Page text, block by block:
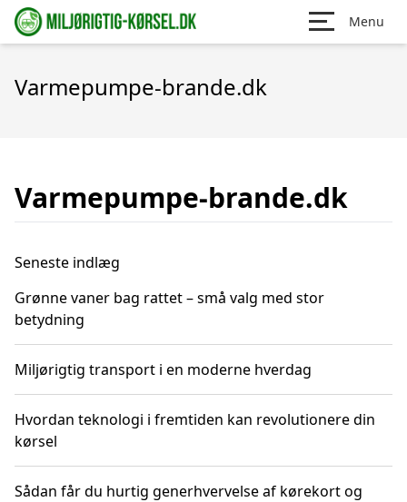
Menu
Varmepumpe-brande.dk
Varmepumpe-brande.dk
Seneste indlæg
Grønne vaner bag rattet – små valg med stor
betydning
Miljørigtig transport i en moderne hverdag
Hvordan teknologi i fremtiden kan revolutionere din
kørsel
Sådan får du hurtig generhvervelse af kørekort og